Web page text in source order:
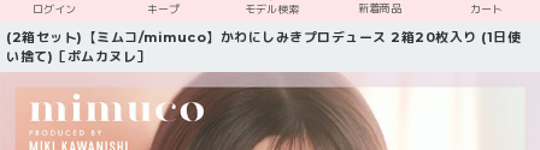
ログイン キープ モデル検索 新着商品 カート
(2箱セット)【ミムコ/mimuco】かわにしみきプロデュース 2箱20枚入り (1日使
い捨て)［ポムカヌレ］